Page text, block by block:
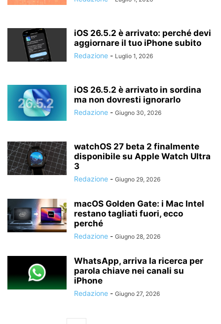
iOS 26.5.2 è arrivato: perché devi
aggiornare il tuo iPhone subito
Redazione - Luglio 1, 2026
iOS 26.5.2 è arrivato in sordina
ma non dovresti ignorarlo
Redazione - Giugno 30, 2026
watchOS 27 beta 2 finalmente
disponibile su Apple Watch Ultra
3
Redazione - Giugno 29, 2026
macOS Golden Gate: i Mac Intel
restano tagliati fuori, ecco
perché
Redazione - Giugno 28, 2026
WhatsApp, arriva la ricerca per
parola chiave nei canali su
iPhone
Redazione - Giugno 27, 2026